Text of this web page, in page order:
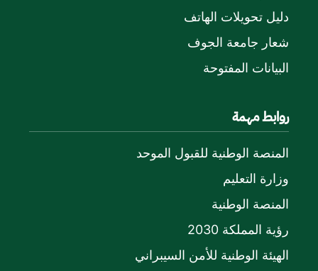
دليل تحويلات الهاتف
شعار جامعة الجوف
البيانات المفتوحة
روابط مهمة
المنصة الوطنية للقبول الموحد
وزارة التعليم
المنصة الوطنية
رؤية المملكة 2030
الهيئة الوطنية للأمن السيبراني